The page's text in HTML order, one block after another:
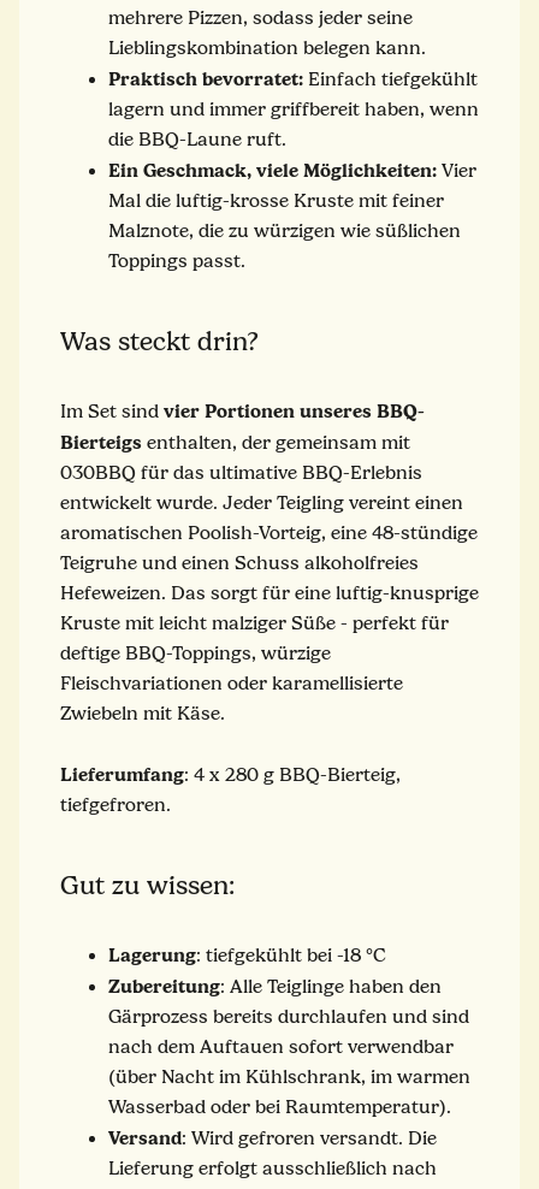
mehrere Pizzen, sodass jeder seine
Lieblingskombination belegen kann.
Praktisch bevorratet: Einfach tiefgekühlt
lagern und immer griffbereit haben, wenn
die BBQ-Laune ruft.
Ein Geschmack, viele Möglichkeiten: Vier
Mal die luftig-krosse Kruste mit feiner
Malznote, die zu würzigen wie süßlichen
Toppings passt.
Was steckt drin?
Im Set sind vier Portionen unseres BBQ-
Bierteigs enthalten, der gemeinsam mit
030BBQ für das ultimative BBQ-Erlebnis
entwickelt wurde. Jeder Teigling vereint einen
aromatischen Poolish-Vorteig, eine 48-stündige
Teigruhe und einen Schuss alkoholfreies
Hefeweizen. Das sorgt für eine luftig-knusprige
Kruste mit leicht malziger Süße - perfekt für
deftige BBQ-Toppings, würzige
Fleischvariationen oder karamellisierte
Zwiebeln mit Käse.
Lieferumfang: 4 x 280 g BBQ-Bierteig,
tiefgefroren.
Gut zu wissen:
Lagerung: tiefgekühlt bei -18 °C
Zubereitung: Alle Teiglinge haben den
Gärprozess bereits durchlaufen und sind
nach dem Auftauen sofort verwendbar
(über Nacht im Kühlschrank, im warmen
Wasserbad oder bei Raumtemperatur).
Versand: Wird gefroren versandt. Die
Lieferung erfolgt ausschließlich nach